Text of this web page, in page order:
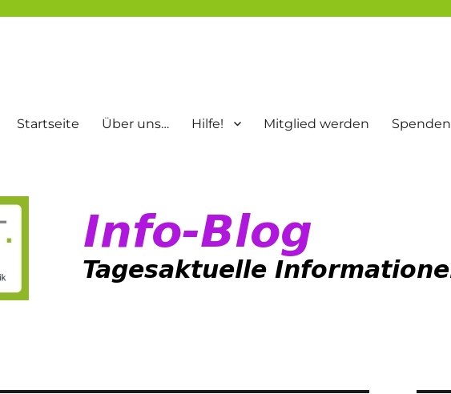
Startseite Über uns… Hilfe! Mitglied werden Spenden